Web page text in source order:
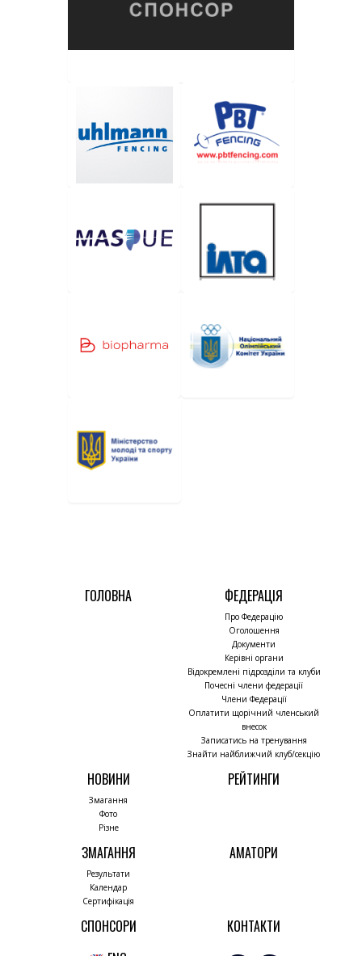
ГОЛОВНА ФЕДЕРАЦІЯ
Про Федерацію
Оголошення
Документи
Керівні органи
Відокремлені підрозділи та клуби
Почесні члени федерації
Члени Федерації
Оплатити щорічний членський
внесок
Записатись на тренування
Знайти найближчий клуб/секцію
НОВИНИ
Змагання
Фото
Різне
РЕЙТИНГИ
ЗМАГАННЯ
Результати
Календар
Сертифікація
АМАТОРИ
СПОНСОРИ
КОНТАКТИ